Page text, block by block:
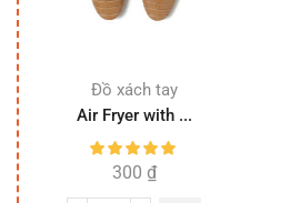
Đồ xách tay
Air Fryer with ...
300 ₫